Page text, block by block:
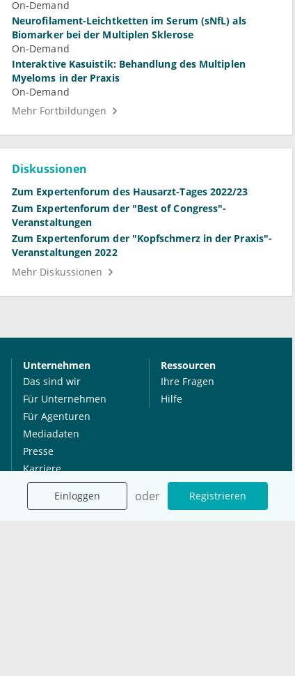
Einloggen oder Registrieren
On-Demand
Neurofilament-Leichtketten im Serum (sNfL) als
Biomarker bei der Multiplen Sklerose
On-Demand
Interaktive Kasuistik: Behandlung des Multiplen
Myeloms in der Praxis
On-Demand
Mehr Fortbildungen
Diskussionen
Zum Expertenforum des Hausarzt-Tages 2022/23
Zum Expertenforum der "Best of Congress"-
Veranstaltungen
Zum Expertenforum der "Kopfschmerz in der Praxis"-
Veranstaltungen 2022
Mehr Diskussionen
Unternehmen
Das sind wir
Für Unternehmen
Für Agenturen
Mediadaten
Presse
Karriere
Jobs
Ressourcen
Ihre Fragen
Hilfe